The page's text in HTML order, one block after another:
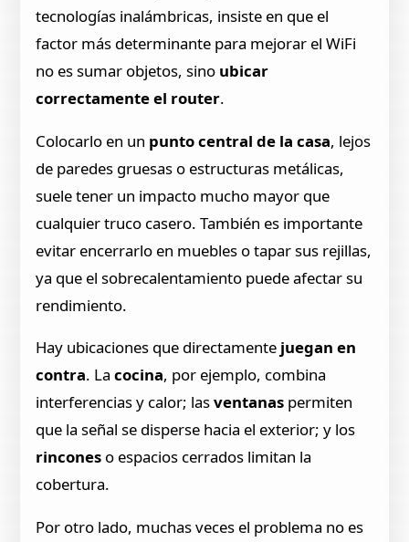
tecnologías inalámbricas, insiste en que el
factor más determinante para mejorar el WiFi
no es sumar objetos, sino ubicar
correctamente el router.
Colocarlo en un punto central de la casa, lejos
de paredes gruesas o estructuras metálicas,
suele tener un impacto mucho mayor que
cualquier truco casero. También es importante
evitar encerrarlo en muebles o tapar sus rejillas,
ya que el sobrecalentamiento puede afectar su
rendimiento.
Hay ubicaciones que directamente juegan en
contra. Lacocina, por ejemplo, combina
interferencias y calor; lasventanas permiten
que la señal se disperse hacia el exterior; y los
rincones o espacios cerrados limitan la
cobertura.
Por otro lado, muchas veces el problema no es